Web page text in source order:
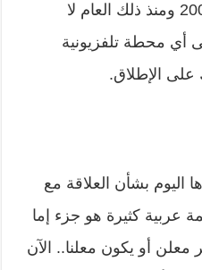
بكتابته وهو جاهز منذ عام 2009 ومنذ ذلك العام لا
أي محطة تلفزيونية
الإطلاق.
اليوم بشأن العلاقة مع
عربية كثيرة هو جزء إما
أو يكون معلنا.. الآن